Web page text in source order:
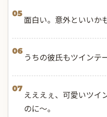
05
面白い。意外といいか
06
うちの彼氏もツインテ
07
えええぇ、可愛いツイ
のに〜。